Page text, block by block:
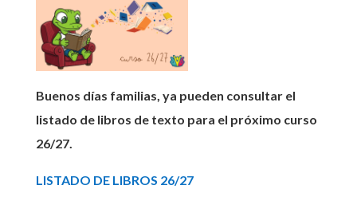
Buenos días familias, ya pueden consultar el
listado de libros de texto para el próximo curso
26/27.
LISTADO DE LIBROS 26/27